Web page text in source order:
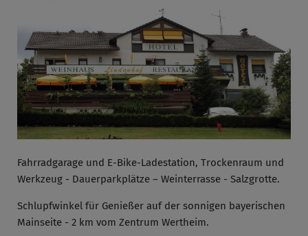
Fahrradgarage und E-Bike-Ladestation, Trockenraum und
Werkzeug - Dauerparkplätze – Weinterrasse - Salzgrotte.
Schlupfwinkel für Genießer auf der sonnigen bayerischen
Mainseite - 2 km vom Zentrum Wertheim.